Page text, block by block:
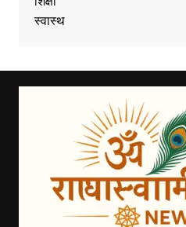
स्वास्थ